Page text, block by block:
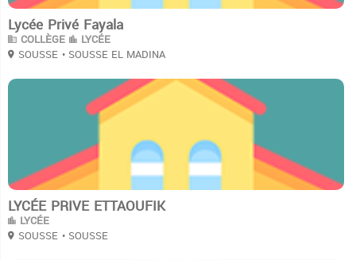
Lycée Privé Fayala
COLLÈGE LYCÉE
SOUSSE • SOUSSE EL MADINA
LYCÉE PRIVE ETTAOUFIK
LYCÉE
SOUSSE • SOUSSE